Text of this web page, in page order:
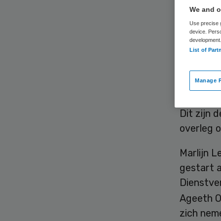
Dit zijn
overleg
Marlijn
gestart
Ageeth
zich
We and
Use precise
device.
development.
List of
Manage